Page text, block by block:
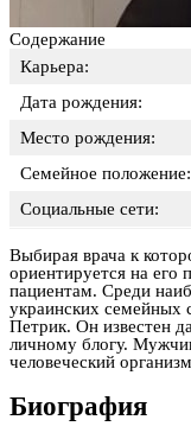
Содержание
Карьера:
Дата рождения:
Место рождения:
Семейное положение:
Социальные сети:
Выбирая врача к
ориентируется на его
пациентам. Среди
украинских семейных
Петрик. Он известен
личному блогу.
человеческий
Биография